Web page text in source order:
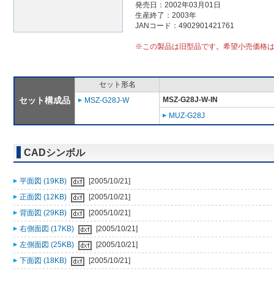
発売日：2002年03月01日
生産終了：2003年
JANコード：4902901421761
※この製品は旧型品です。希望小売価格
セット構成品
セット形名
MSZ-G28J-W
MSZ-G28J-W-IN
MUZ-G28J
CADシンボル
平面図 (19KB)
[2005/10/21]
正面図 (12KB)
[2005/10/21]
背面図 (29KB)
[2005/10/21]
右側面図 (17KB)
[2005/10/21]
左側面図 (25KB)
[2005/10/21]
下面図 (18KB)
[2005/10/21]